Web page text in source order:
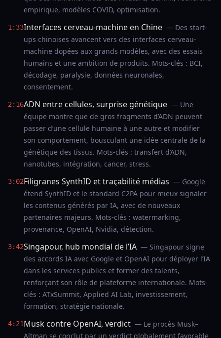
empirique, modèles COVID, optimisation.
1:33Interfaces cerveau-machine en Chine — Des start-
ups chinoises avancent vers des interfaces cerveau-
machine dopées aux grands modèles, avec des essais
humains et une ambition de produits. Mots-clés : BCI,
décodage, paralysie, données neuronales,
consentement.
2:16ADN entre cellules, surprise génétique — Une
équipe montre que de gros fragments d’ADN peuvent
passer d’une cellule humaine à une autre et modifier
son comportement, bousculant une idée centrale de la
génétique des tissus. Mots-clés : transfert d’ADN,
nanotubes, intégration, cancer, stress.
3:02Filigranes SynthID et traçabilité médias — Google
étend SynthID et le standard C2PA pour mieux signaler
les contenus générés par IA, avec de nouveaux
partenaires majeurs. Mots-clés : watermarking,
provenance, OpenAI, Nvidia, détection.
3:42Singapour, hub mondial de l’IA — Singapour signe
des accords IA avec Google et OpenAI pour déployer l’IA
dans les services publics et former des talents,
renforçant son rôle de plateforme internationale. Mots-
clés : ATxSummit, Applied AI Lab, investissement,
formation, stratégie nationale.
4:21Musk contre OpenAI, verdict — Le procès Musk–
Altman se conclut par un verdict globalement favorable